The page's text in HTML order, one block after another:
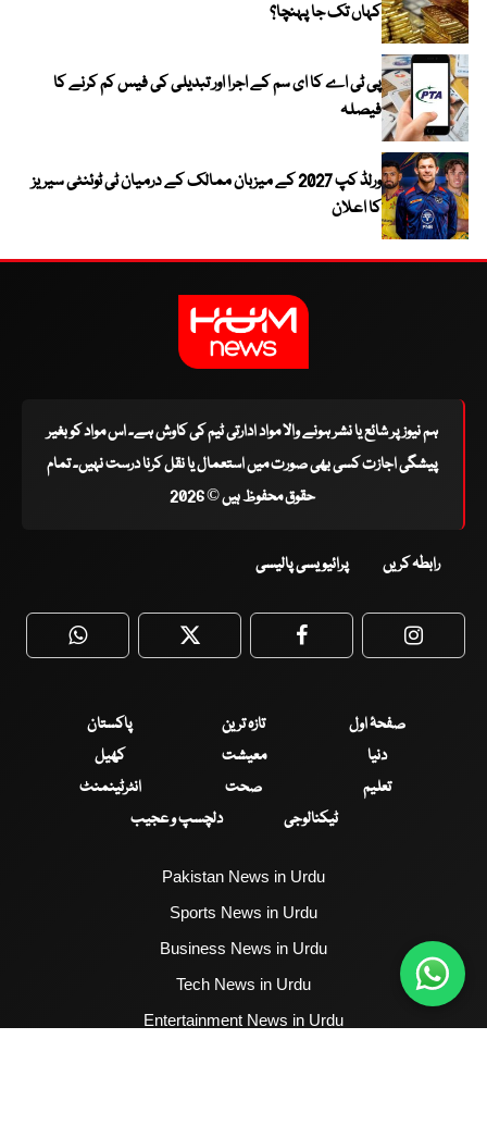
کہاں تک جا پہنچا؟
پی ٹی اے کا ای سم کے اجرا اور تبدیلی کی فیس کم کرنے کا
فیصلہ
ورلڈ کپ 2027 کے میزبان ممالک کے درمیان ٹی ٹوئنٹی سیریز
کا اعلان
ہم نیوز پر شائع یا نشر ہونے والا مواد ادارتی ٹیم کی کاوش ہے۔ اس مواد کو بغیر
پیشگی اجازت کسی بھی صورت میں استعمال یا نقل کرنا درست نہیں۔ تمام
حقوق محفوظ ہیں © 2026
رابطہ کریں پرائیویسی پالیسی
WhatsApp Twitter Facebook
صفحۂ اول تازہ ترین
پاکستان
دنیا
معیشت
کھیل
تعلیم
صحت
انٹرٹینمنٹ
ٹیکنالوجی
دلچسپ و عجیب
Pakistan News in Urdu
Sports News in Urdu
Business News in Urdu
Tech News in Urdu
Entertainment News in Urdu